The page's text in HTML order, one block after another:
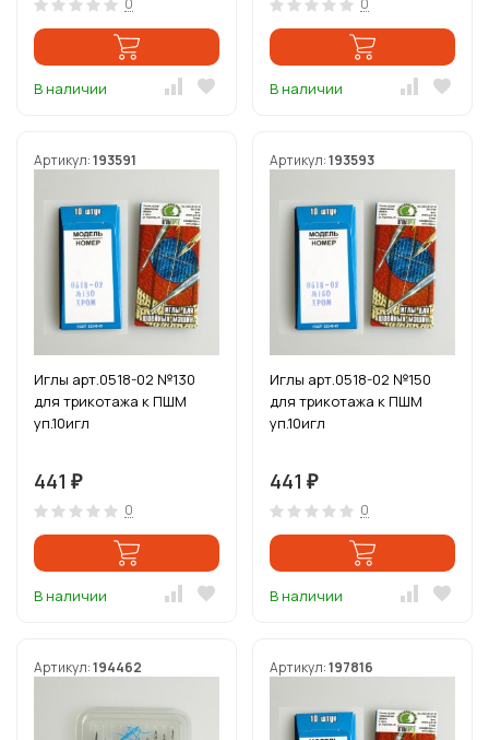
В наличии В наличии
Артикул:193591
Иглы арт.0518-02 №130
для трикотажа к ПШМ
уп.10игл
441 ₽
0
В наличии
Артикул:193593
Иглы арт.0518-02 №150
для трикотажа к ПШМ
уп.10игл
441 ₽
0
В наличии
Артикул:194462 Артикул:197816